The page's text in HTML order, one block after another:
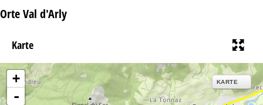
Orte Val d'Arly
Karte
+
-
KARTE